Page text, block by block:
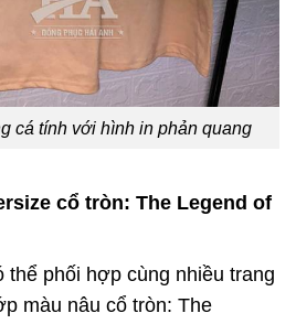
cá tính với hình in phản quang
cổ tròn: The Legend of
thể phối hợp cùng nhiều trang
màu nâu cổ tròn: The